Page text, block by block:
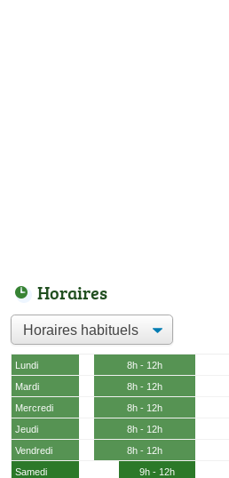
Horaires
Lundi 8h - 12h
Mardi
8h - 12h
Mercredi
8h - 12h
Jeudi
8h - 12h
Vendredi
8h - 12h
Samedi
9h - 12h